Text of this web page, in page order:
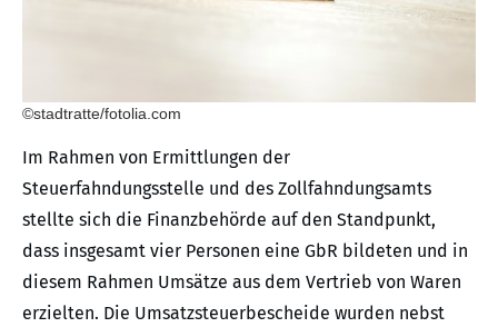
©stadtratte/fotolia.com
Im Rahmen von Ermittlungen der
Steuerfahndungsstelle und des Zollfahndungsamts
stellte sich die Finanzbehörde auf den Standpunkt,
dass insgesamt vier Personen eine GbR bildeten und in
diesem Rahmen Umsätze aus dem Vertrieb von Waren
erzielten. Die Umsatzsteuerbescheide wurden nebst